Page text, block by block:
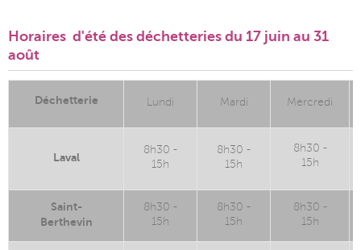
Horaires d'été des déchetteries du 17 juin au 31
août
Déchetterie Lundi Mardi Mercredi
Laval
8h30 -
15h
8h30 -
15h
8h30 -
15h
Saint-
Berthevin
8h30 -
15h
8h30 -
15h
8h30 -
15h